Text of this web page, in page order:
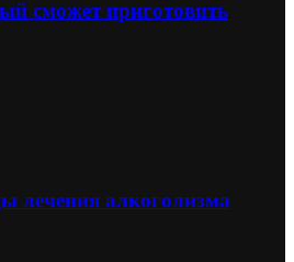
сможет приготовить
лечения алкоголизма